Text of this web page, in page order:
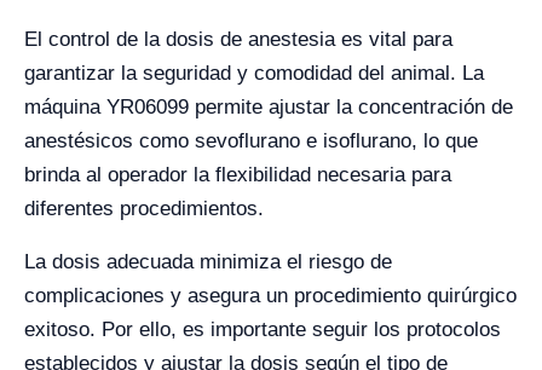
El control de la dosis de anestesia es vital para
garantizar la seguridad y comodidad del animal. La
máquina YR06099 permite ajustar la concentración de
anestésicos como sevoflurano e isoflurano, lo que
brinda al operador la flexibilidad necesaria para
diferentes procedimientos.
La dosis adecuada minimiza el riesgo de
complicaciones y asegura un procedimiento quirúrgico
exitoso. Por ello, es importante seguir los protocolos
establecidos y ajustar la dosis según el tipo de